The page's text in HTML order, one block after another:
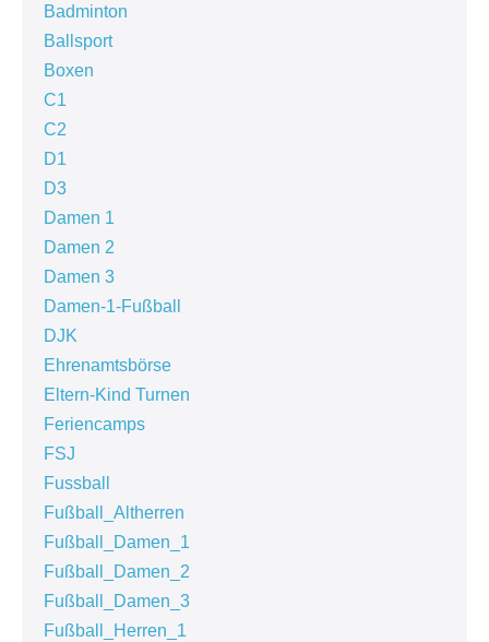
Badminton
Ballsport
Boxen
C1
C2
D1
D3
Damen 1
Damen 2
Damen 3
Damen-1-Fußball
DJK
Ehrenamtsbörse
Eltern-Kind Turnen
Feriencamps
FSJ
Fussball
Fußball_Altherren
Fußball_Damen_1
Fußball_Damen_2
Fußball_Damen_3
Fußball_Herren_1